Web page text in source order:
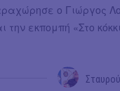
ο Γιώργος
εκπομπή «Στο